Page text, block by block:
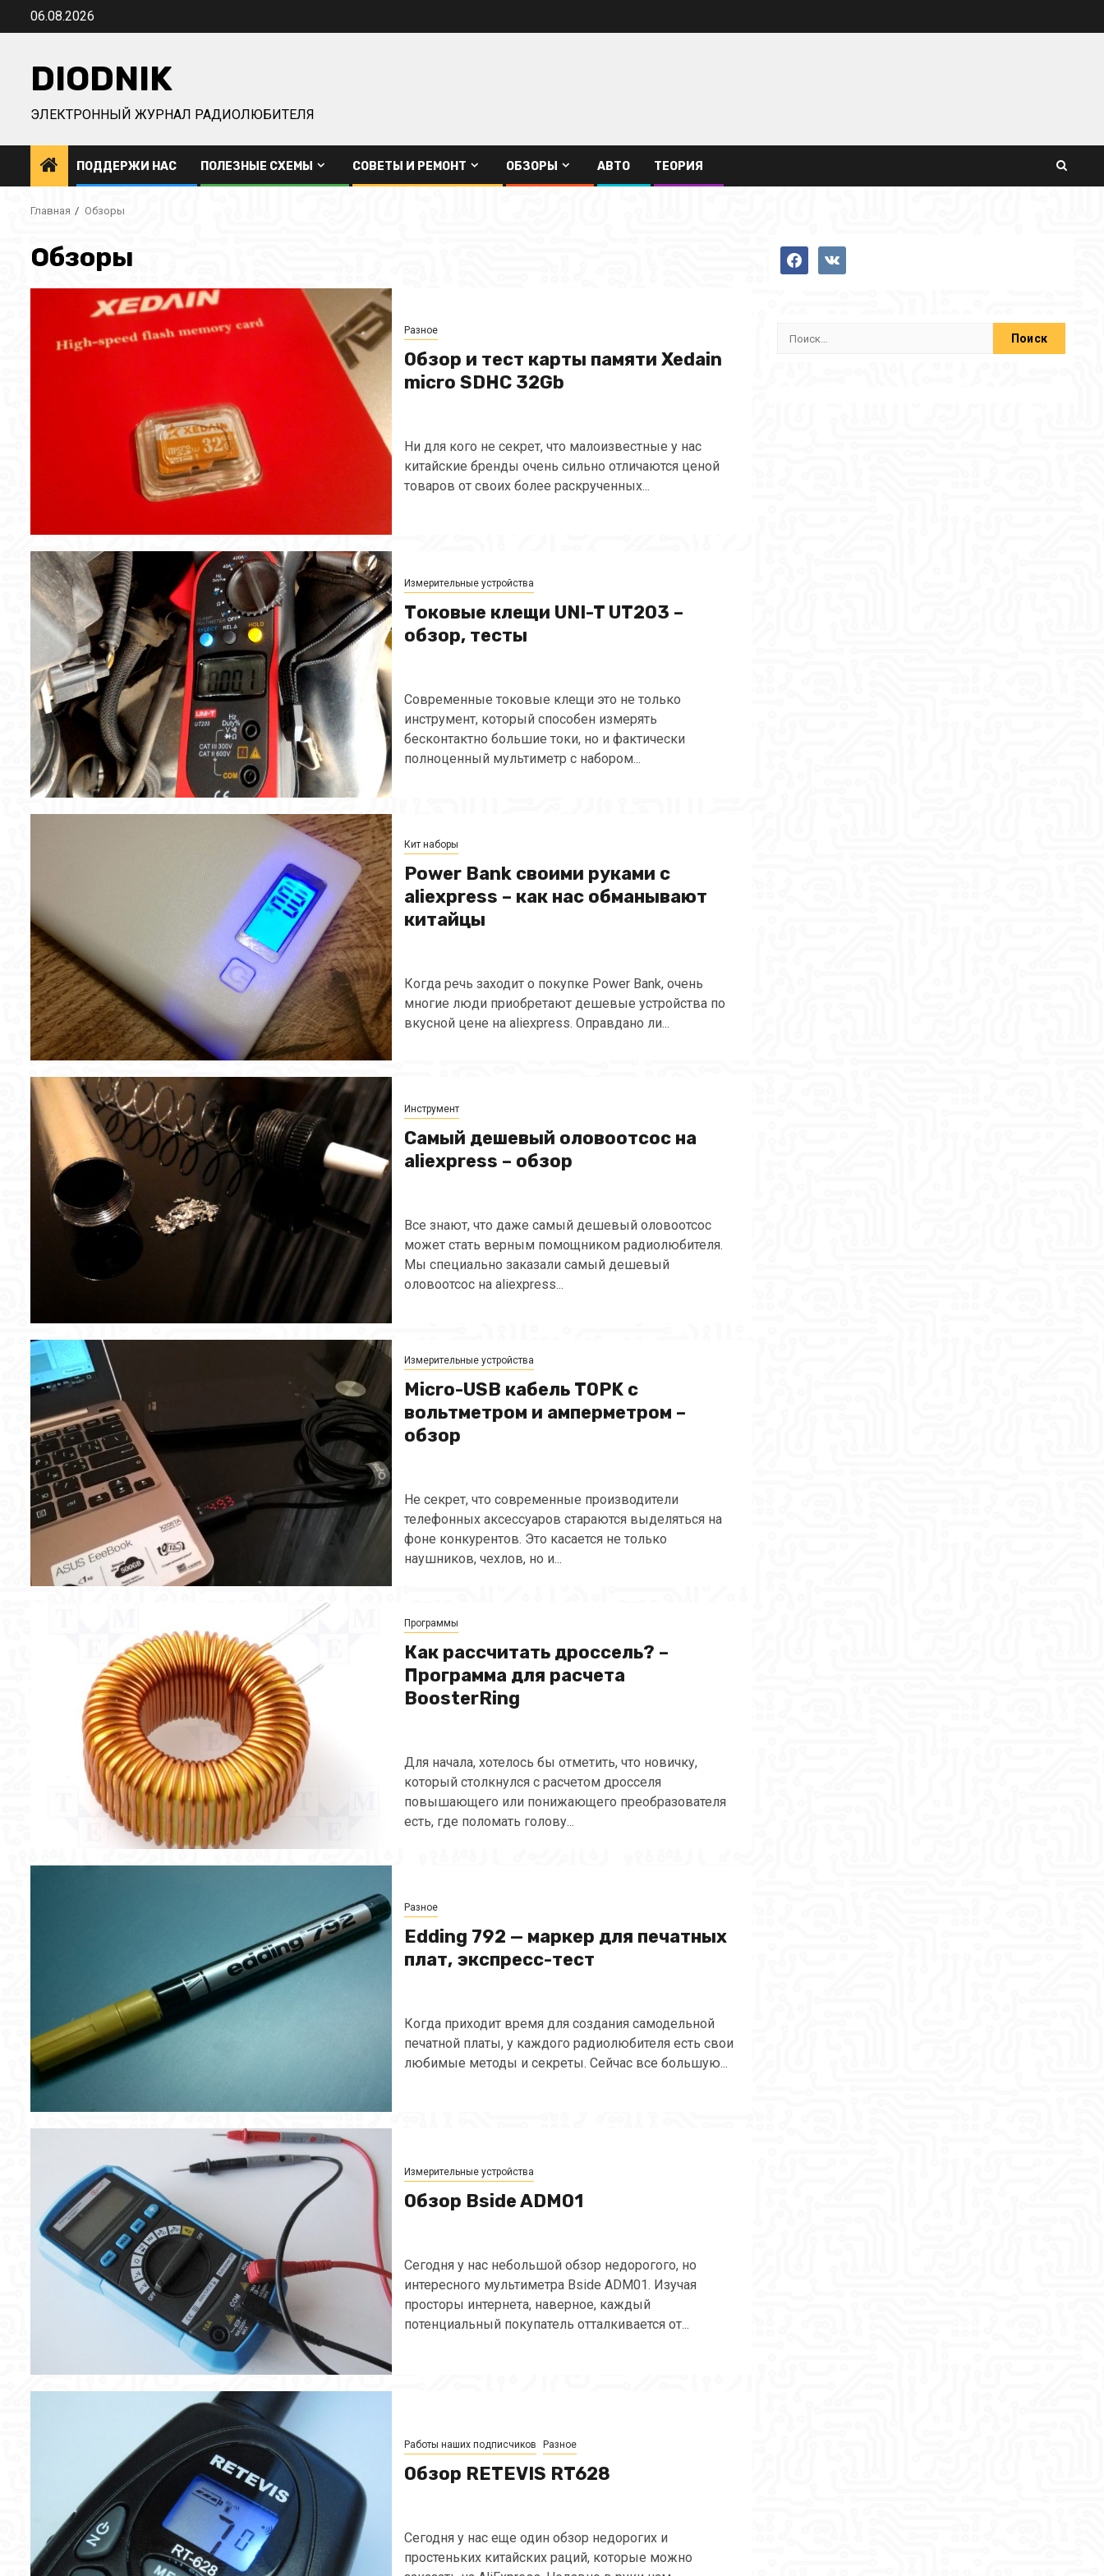
Перейти06.08.2026
DIODNIK
ЭЛЕКТРОННЫЙ ЖУРНАЛ РАДИОЛЮБИТЕЛЯ
ПОДДЕРЖИ НАС ПОЛЕЗНЫЕ СХЕМЫ СОВЕТЫ И РЕМОНТ ОБЗОРЫ АВТО ТЕОРИЯ
Главная Обзоры
Обзоры
Разное
Обзор и тест карты памяти Xedain
micro SDHC 32Gb
Ни для кого не секрет, что малоизвестные у нас
китайские бренды очень сильно отличаются ценой
товаров от своих более раскрученных...
Измерительные устройства
Токовые клещи UNI-T UT203 –
обзор, тесты
Современные токовые клещи это не только
инструмент, который способен измерять
бесконтактно большие токи, но и фактически
полноценный мультиметр с набором...
Кит наборы
Power Bank своими руками с
aliexpress – как нас обманывают
китайцы
Когда речь заходит о покупке Power Bank, очень
многие люди приобретают дешевые устройства по
вкусной цене на aliexpress. Оправдано ли...
Инструмент
Самый дешевый оловоотсос на
aliexpress – обзор
Все знают, что даже самый дешевый оловоотсос
может стать верным помощником радиолюбителя.
Мы специально заказали самый дешевый
оловоотсос на aliexpress...
Измерительные устройства
Micro-USB кабель TOPK с
вольтметром и амперметром –
обзор
Не секрет, что современные производители
телефонных аксессуаров стараются выделяться на
фоне конкурентов. Это касается не только
наушников, чехлов, но и...
Программы
Как рассчитать дроссель? –
Программа для расчета
BoosterRing
Для начала, хотелось бы отметить, что новичку,
который столкнулся с расчетом дросселя
повышающего или понижающего преобразователя
есть, где поломать голову...
Разное
Edding 792 — маркер для печатных
плат, экспресс-тест
Когда приходит время для создания самодельной
печатной платы, у каждого радиолюбителя есть свои
любимые методы и секреты. Сейчас все большую...
Измерительные устройства
Обзор Bside ADM01
Сегодня у нас небольшой обзор недорогого, но
интересного мультиметра Bside ADM01. Изучая
просторы интернета, наверное, каждый
потенциальный покупатель отталкивается от...
Работы наших подписчиков Разное
Обзор RETEVIS RT628
Сегодня у нас еще один обзор недорогих и
простеньких китайских раций, которые можно
facebookvkontakte
Найти: